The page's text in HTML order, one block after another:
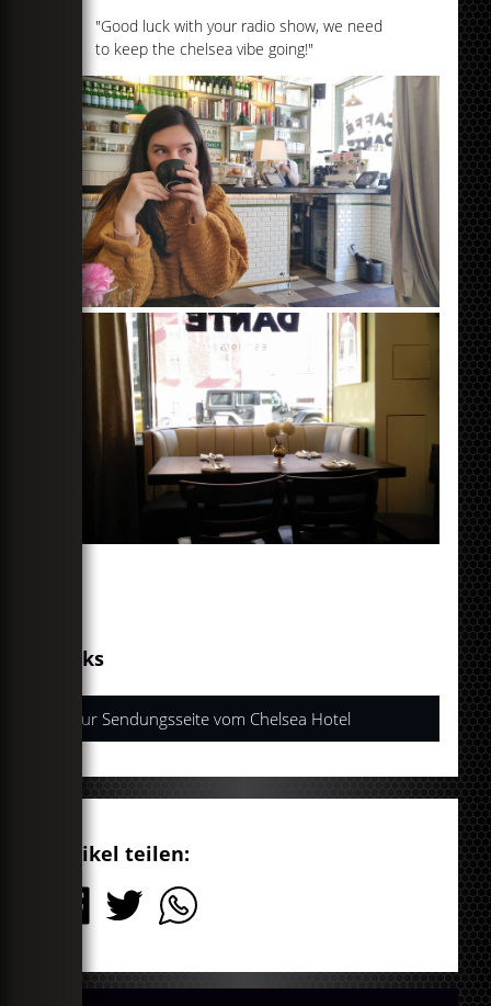
"Good luck with your radio show, we need
to keep the chelsea vibe going!"
Links
Zur Sendungsseite vom Chelsea Hotel
Artikel teilen: